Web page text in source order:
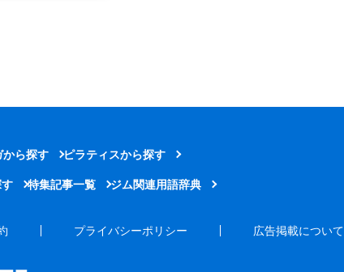
から探す ピラティスから探す
特集記事一覧 ジム関連用語辞典
プライバシーポリシー 広告掲載について